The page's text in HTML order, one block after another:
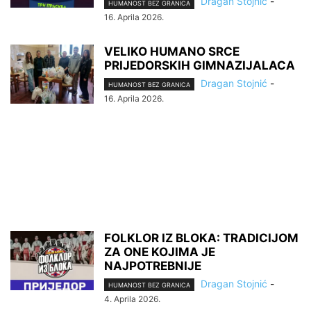
HUMANOST BEZ GRANICA
16. Aprila 2026.
VELIKO HUMANO SRCE
PRIJEDORSKIH GIMNAZIJALACA
HUMANOST BEZ GRANICA Dragan Stojnić -
16. Aprila 2026.
FOLKLOR IZ BLOKA: TRADICIJOM
ZA ONE KOJIMA JE
NAJPOTREBNIJE
HUMANOST BEZ GRANICA Dragan Stojnić -
4. Aprila 2026.